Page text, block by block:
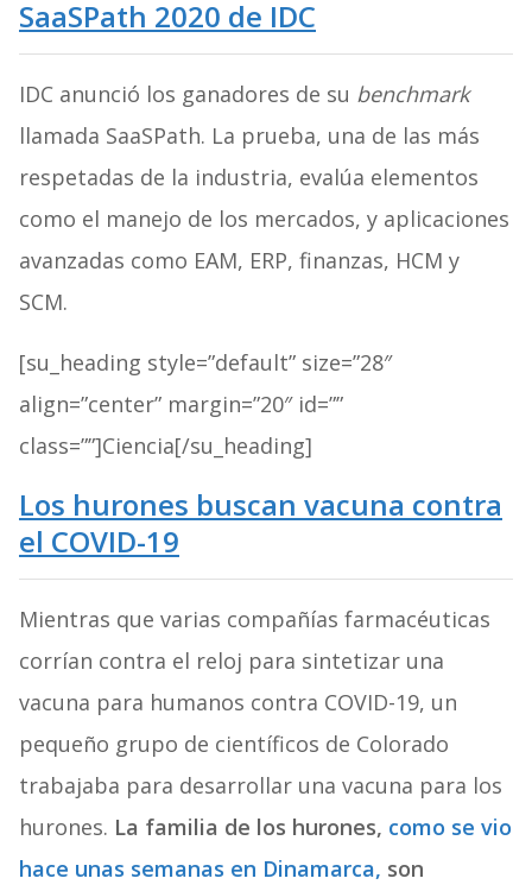
SaaSPath 2020 de IDC
IDC anunció los ganadores de su benchmark
llamada SaaSPath. La prueba, una de las más
respetadas de la industria, evalúa elementos
como el manejo de los mercados, y aplicaciones
avanzadas como EAM, ERP, finanzas, HCM y
SCM.
[su_heading style=”default” size=”28″
align=”center” margin=”20″ id=””
class=””]Ciencia[/su_heading]
Los hurones buscan vacuna contra
el COVID-19
Mientras que varias compañías farmacéuticas
corrían contra el reloj para sintetizar una
vacuna para humanos contra COVID-19, un
pequeño grupo de científicos de Colorado
trabajaba para desarrollar una vacuna para los
hurones. La familia de los hurones, como se vio
hace unas semanas en Dinamarca, son